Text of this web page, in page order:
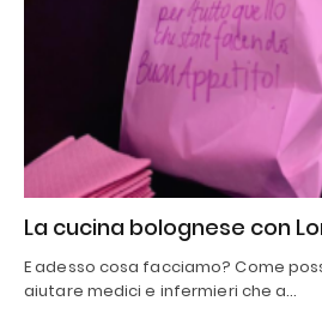
La cucina bolognese con
E adesso cosa facciamo? Come
aiutare medici e infermieri che a…